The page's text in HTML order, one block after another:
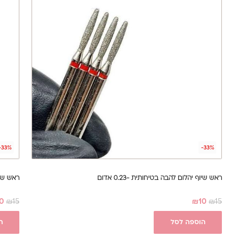
-33%
ראש שיוף יהלום להבה בטיחותית -0.23 אדום
₪15
₪10
הוספה לסל
ראש
₪15